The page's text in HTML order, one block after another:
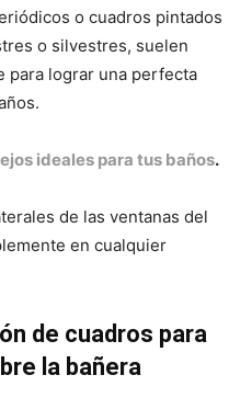
o cuadros pintados
o silvestres, suelen
para lograr una perfecta
ideales para tus baños.
de las ventanas del
en cualquier
de cuadros para
la bañera